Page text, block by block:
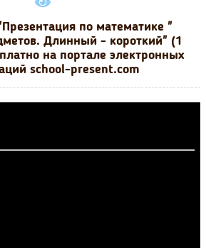
по математике "
Длинный - короткий" (1
на портале электронных
school-present.com